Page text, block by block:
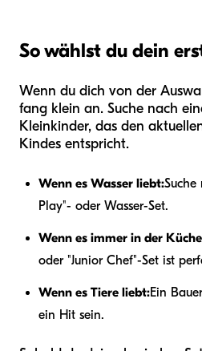
So wählst du dein
Wenn du dich von der
fang klein an. Suche nach
Kleinkinder, das den
Kindes entspricht.
Wenn es Wasser liebt:Suche
Play"- oder Wasser-Set.
Wenn es immer in der
oder "Junior Chef"-Set ist
Wenn es Tiere liebt:Ein
ein Hit sein.